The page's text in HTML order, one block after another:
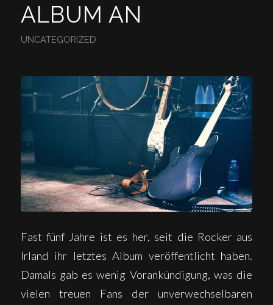
ALBUM AN
UNCATEGORIZED
Fast fünf Jahre ist es her, seit die Rocker aus
Irland ihr letztes Album veröffentlicht haben.
Damals gab es wenig Vorankündigung, was die
vielen treuen Fans der unverwechselbaren